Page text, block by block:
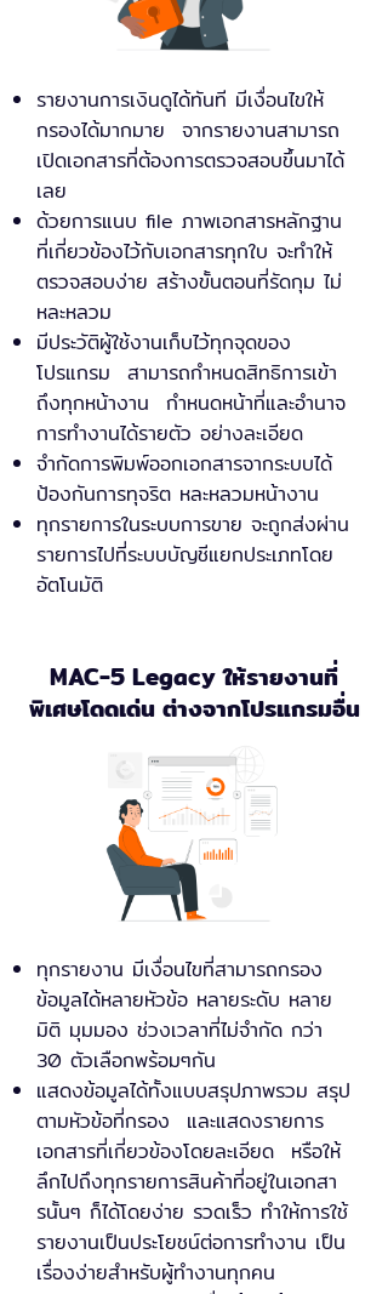
รายงานการเงินดูได้ทันที มีเงื่อนไขให้
กรองได้มากมาย จากรายงานสามารถ
เปิดเอกสารที่ต้องการตรวจสอบขึ้นมาได้
เลย
ด้วยการแนบ file ภาพเอกสารหลักฐาน
ที่เกี่ยวข้องไว้กับเอกสารทุกใบ จะทำให้
ตรวจสอบง่าย สร้างขั้นตอนที่รัดกุม ไม่
หละหลวม
มีประวัติผู้ใช้งานเก็บไว้ทุกจุดของ
โปรแกรม สามารถกำหนดสิทธิการเข้า
ถึงทุกหน้างาน กำหนดหน้าที่และอำนาจ
การทำงานได้รายตัว อย่างละเอียด
จำกัดการพิมพ์ออกเอกสารจากระบบได้
ป้องกันการทุจริต หละหลวมหน้างาน
ทุกรายการในระบบการขาย จะถูกส่งผ่าน
รายการไปที่ระบบบัญชีแยกประเภทโดย
อัตโนมัติ
MAC-5 Legacy ให้รายงานที่
พิเศษโดดเด่น ต่างจากโปรแกรมอื่น
ทุกรายงาน มีเงื่อนไขที่สามารถกรอง
ข้อมูลได้หลายหัวข้อ หลายระดับ หลาย
มิติ มุมมอง ช่วงเวลาที่ไม่จำกัด กว่า
30 ตัวเลือกพร้อมๆกัน
แสดงข้อมูลได้ทั้งแบบสรุปภาพรวม สรุป
ตามหัวข้อที่กรอง และแสดงรายการ
เอกสารที่เกี่ยวข้องโดยละเอียด หรือให้
ลึกไปถึงทุกรายการสินค้าที่อยู่ในเอกสา
รนั้นๆ ก็ได้โดยง่าย รวดเร็ว ทำให้การใช้
รายงานเป็นประโยชน์ต่อการทำงาน เป็น
เรื่องง่ายสำหรับผู้ทำงานทุกคน